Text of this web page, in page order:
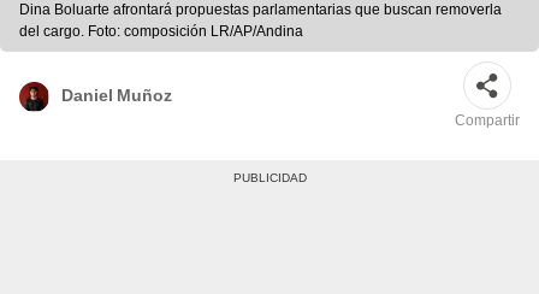
Dina Boluarte afrontará propuestas parlamentarias que buscan removerla
del cargo. Foto: composición LR/AP/Andina
Daniel Muñoz
Compartir